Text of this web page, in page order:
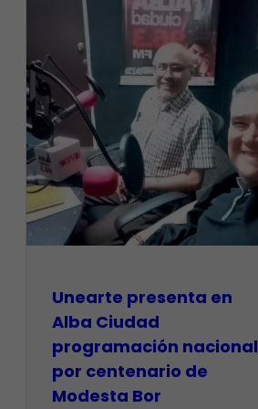
​Unearte presenta en
Alba Ciudad
programación nacional
por centenario de
Modesta Bor